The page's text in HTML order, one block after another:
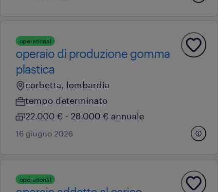
operational
operaio di produzione gomma
plastica
corbetta, lombardia
tempo determinato
22.000 € - 28.000 € annuale
16 giugno 2026
operational